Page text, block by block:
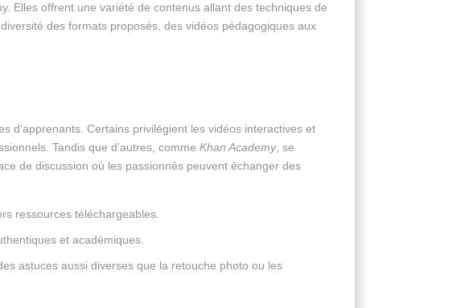
Elles offrent une variété de contenus allant des techniques de
des formats proposés, des vidéos pédagogiques aux
d’apprenants. Certains privilégient les vidéos interactives et
Tandis que d’autres, comme Khan Academy, se
de discussion où les passionnés peuvent échanger des
ressources téléchargeables.
et académiques.
astuces aussi diverses que la retouche photo ou les